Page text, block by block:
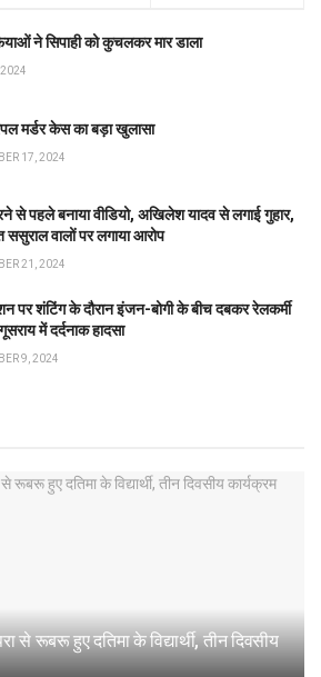
ने सिपाही को कुचलकर मार डाला
मर्डर केस का बड़ा खुलासा
17, 2024
से पहले बनाया वीडियो, अखिलेश यादव से लगाई गुहार,
ससुराल वालों पर लगाया आरोप
21, 2024
पर शंटिंग के दौरान इंजन-बोगी के बीच दबकर रेलकर्मी
में दर्दनाक हादसा
9, 2024
से रूबरू हुए दतिमा के विद्यार्थी, तीन दिवसीय